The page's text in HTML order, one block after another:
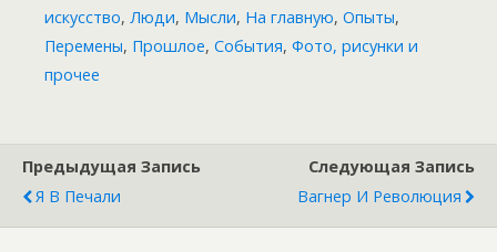
искусство, Люди, Мысли, На главную, Опыты,
Перемены, Прошлое, События, Фото, рисунки и
прочее
Предыдущая Запись
Я В Печали
Следующая Запись
Вагнер И Революция